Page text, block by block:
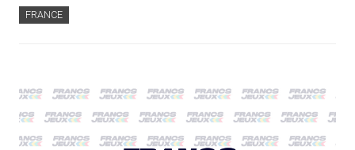
FRANCE